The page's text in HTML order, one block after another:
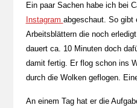
Ein paar Sachen habe ich bei
Instagram abgeschaut. So gibt
Arbeitsblättern die noch
dauert ca. 10 Minuten doch
damit fertig. Er flog schon ins
durch die Wolken geflogen.
An einem Tag hat er die